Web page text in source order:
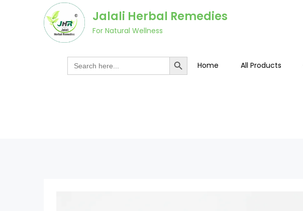
Jalali Herbal Remedies
For Natural Wellness
Search
for:
Search Button
Home
All Products